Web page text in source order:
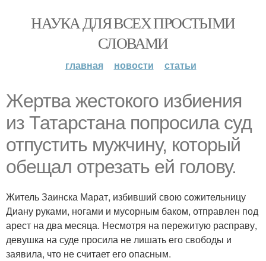
НАУКА ДЛЯ ВСЕХ ПРОСТЫМИ
СЛОВАМИ
главная новости статьи
Жертва жестокого избиения
из Татарстана попросила суд
отпустить мужчину, который
обещал отрезать ей голову.
Житель Заинска Марат, избивший свою сожительницу
Диану руками, ногами и мусорным баком, отправлен под
арест на два месяца. Несмотря на пережитую расправу,
девушка на суде просила не лишать его свободы и
заявила, что не считает его опасным.